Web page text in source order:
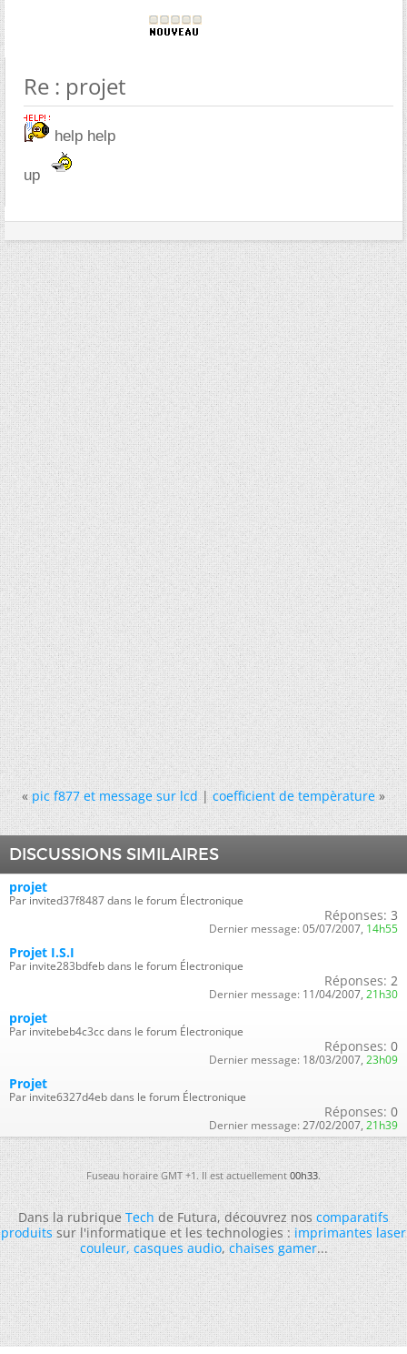
Re : projet
help help
up
« pic f877 et message sur lcd|coefficient de tempèrature »
DISCUSSIONS SIMILAIRES
projet
Par invited37f8487 dans le forum Électronique
Réponses: 3
Dernier message: 05/07/2007, 14h55
Projet I.S.I
Par invite283bdfeb dans le forum Électronique
Réponses: 2
Dernier message: 11/04/2007, 21h30
projet
Par invitebeb4c3cc dans le forum Électronique
Réponses: 0
Dernier message: 18/03/2007, 23h09
Projet
Par invite6327d4eb dans le forum Électronique
Réponses: 0
Dernier message: 27/02/2007, 21h39
Fuseau horaire GMT +1. Il est actuellement00h33.
Dans la rubriqueTechde Futura, découvrez noscomparatifs
produitssur l'informatique et les technologies :imprimantes laser
couleur,casques audio,chaises gamer...